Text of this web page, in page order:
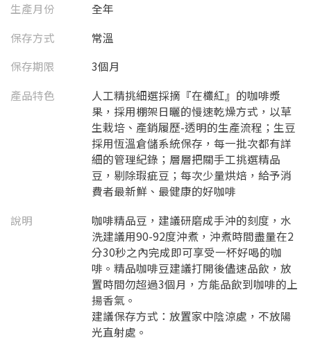
生產月份
全年
保存方式
常溫
保存期限
3個月
產品特色
人工精挑細選採摘『在欉紅』的咖啡漿
果，採用棚架日曬的慢速乾燥方式，以草
生栽培、產銷履歷-透明的生產流程；生豆
採用恆溫倉儲系統保存，每一批次都有詳
細的管理紀錄；層層把關手工挑選精品
豆，剔除瑕疵豆；每次少量烘焙，給予消
費者最新鮮、最健康的好咖啡
說明
咖啡精品豆，建議研磨成手沖的刻度，水
洗建議用90-92度沖煮，沖煮時間盡量在2
分30秒之內完成即可享受一杯好喝的咖
啡。精品咖啡豆建議打開後儘速品飲，放
置時間勿超過3個月，方能品飲到咖啡的上
揚香氣。
建議保存方式：放置家中陰涼處，不放陽
光直射處。